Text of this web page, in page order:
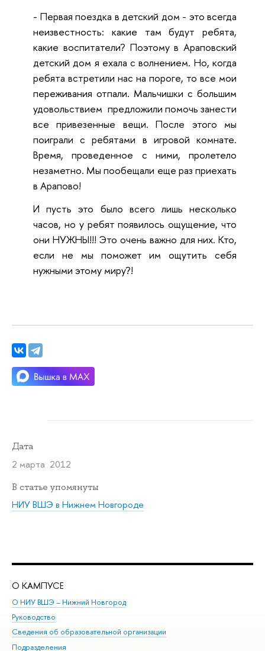
- Первая поездка в детский дом - это всегда
неизвестность: какие там будут ребята,
какие воспитатели? Поэтому в Араповский
детский дом я ехала с волнением. Но, когда
ребята встретили нас на пороге, то все мои
переживания отпали. Мальчишки с большим
удовольствием предложили помочь занести
все привезенные вещи. После этого мы
поиграли с ребятами в игровой комнате.
Время, проведенное с ними, пролетело
незаметно. Мы пообещали еще раз приехать
в Арапово!
И пусть это было всего лишь несколько
часов, но у ребят появилось ощущение, что
они НУЖНЫ!!! Это очень важно для них. Кто,
если не мы поможет им ощутить себя
нужными этому миру?!
Дата
2 марта 2012
В статье упомянуты
НИУ ВШЭ в Нижнем Новгороде
О КАМПУСЕ
О НИУ ВШЭ – Нижний Новгород
Руководство
Сведения об образовательной организации
Подразделения